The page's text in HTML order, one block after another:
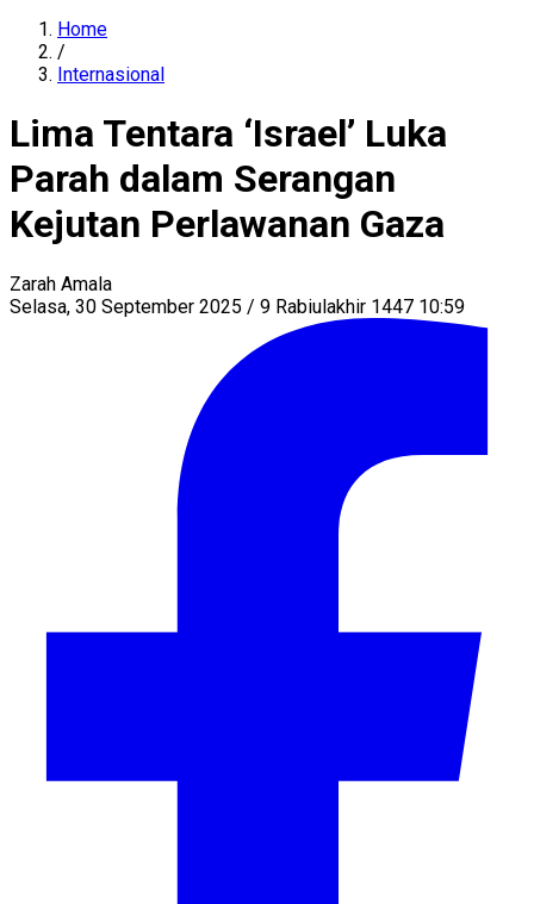
Home
/
Internasional
Lima Tentara ‘Israel’ Luka
Parah dalam Serangan
Kejutan Perlawanan Gaza
Zarah Amala
Selasa, 30 September 2025 / 9 Rabiulakhir 1447 10:59